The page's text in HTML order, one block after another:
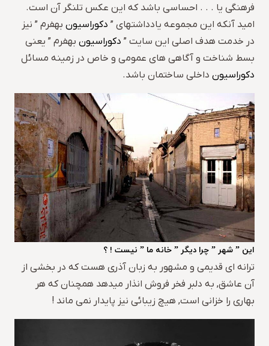
فرهنگی یا . . . احساسی باشد که این عکس تلنگر آن است.
امید آنکه این مجموعه یادداشتهای ” دکوراسیون بهفرم ” نیز
در خدمت هدف اصلی این سایت ” دکوراسیون بهفرم ” یعنی
بسط شناخت و آگاهی های عمومی و خاص در زمینه مسائل
دکوراسیون داخلی ساختمان باشد.
این ” شهر ” چرا دیگر ” خانه ما ” نیست ! ؟
ترانه ای قدیمی و مشهور به زبان آذری هست که در بخشی از
آن عاشق, به دلبر فخر فروش انذار میدهد همچنان که هر
بهاری را خزانی است, هیچ زیبائی نیز پایدار نمی ماند !